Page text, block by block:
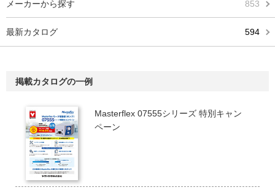
メーカーから探す 853
最新カタログ 594
掲載カタログの一例
Masterflex 07555シリーズ 特別キャン
ペーン